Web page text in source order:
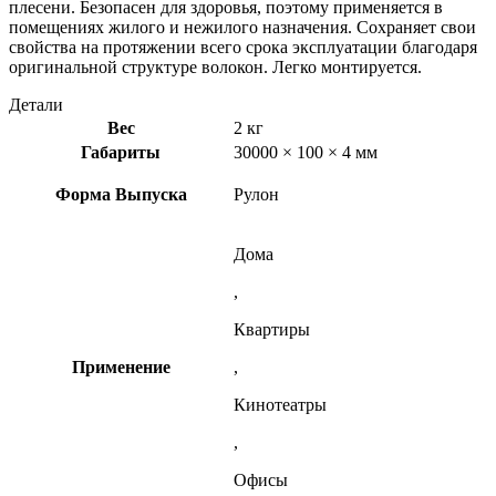
плесени. Безопасен для здоровья, поэтому применяется в
помещениях жилого и нежилого назначения. Сохраняет свои
свойства на протяжении всего срока эксплуатации благодаря
оригинальной структуре волокон. Легко монтируется.
Детали
Вес
2 кг
Габариты
30000 × 100 × 4 мм
Форма Выпуска Рулон
Применение
Дома
,
Квартиры
,
Кинотеатры
,
Офисы